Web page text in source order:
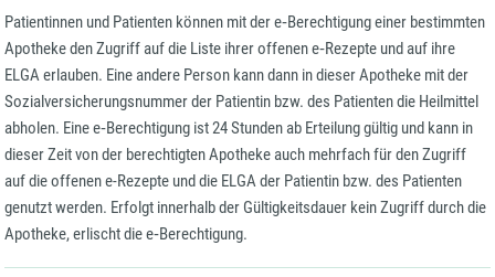
Patientinnen und Patienten können mit der e‑Berechtigung einer bestimmten
Apotheke den Zugriff auf die Liste ihrer offenen e‑Rezepte und auf ihre
ELGA erlauben. Eine andere Person kann dann in dieser Apotheke mit der
Sozialversicherungsnummer der Patientin bzw. des Patienten die Heilmittel
abholen. Eine e‑Berechtigung ist 24 Stunden ab Erteilung gültig und kann in
dieser Zeit von der berechtigten Apotheke auch mehrfach für den Zugriff
auf die offenen e-Rezepte und die ELGA der Patientin bzw. des Patienten
genutzt werden. Erfolgt innerhalb der Gültigkeitsdauer kein Zugriff durch die
Apotheke, erlischt die e‑Berechtigung.